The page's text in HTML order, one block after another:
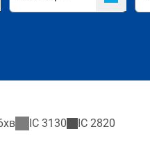
IC 3130 IC 2820